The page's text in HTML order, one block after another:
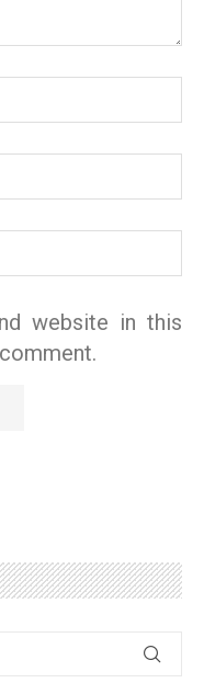
website in this